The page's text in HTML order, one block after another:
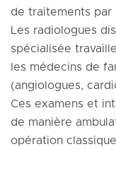
de traitements par
Les radiologues
spécialisée
les médecins de
(angiologues,
Ces examens et
de manière
opération